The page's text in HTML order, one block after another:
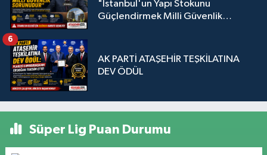
"İstanbul'un Yapı Stokunu
Güçlendirmek Milli Güvenlik
AK PARTİ ATAŞEHİR TEŞKİLATINA
DEV ÖDÜL
6
Süper Lig Puan Durumu